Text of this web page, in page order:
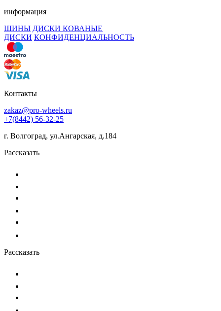
информация
ШИНЫ ДИСКИ КОВАНЫЕ
ДИСКИ КОНФИДЕНЦИАЛЬНОСТЬ
Контакты
zakaz@pro-wheels.ru
+7(8442) 56-32-25
г. Волгоград, ул.Ангарская, д.184
Рассказать
Рассказать